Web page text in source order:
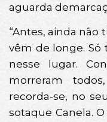
aguarda
“Antes, ainda não
vêm de longe.
nesse lugar.
morreram
recorda-se, no
sotaque Canela.